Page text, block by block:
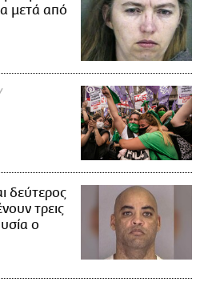
μετά από
δεύτερος
τρεις
ο